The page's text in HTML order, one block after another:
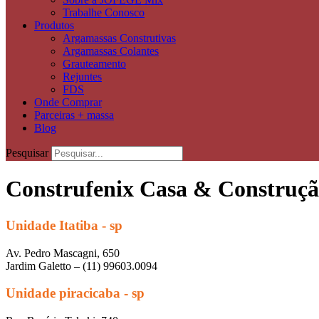
Trabalhe Conosco
Produtos
Argamassas Construtivas
Argamassas Colantes
Grauteamento
Rejuntes
FDS
Onde Comprar
Parceiras + massa
Blog
Pesquisar
Construfenix Casa &
Unidade Itatiba - sp
Av. Pedro Mascagni, 650
Jardim Galetto – (11) 99603.0094
Unidade piracicaba - sp